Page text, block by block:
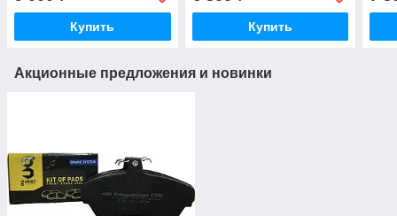
Купить Купить
Акционные предложения и новинки